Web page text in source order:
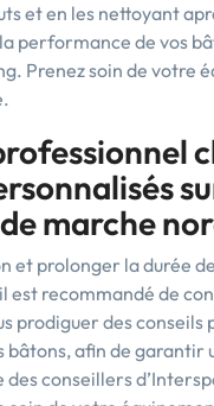
et en les nettoyant
performance de vos
Prenez soin de
marche
et prolonger la durée
est recommandé de
prodiguer des conseils
bâtons, afin de
des conseillers